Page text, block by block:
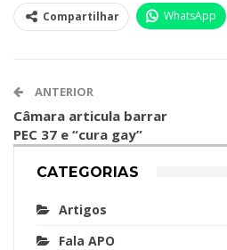
Compartilhar WhatsApp
ANTERIOR
Câmara articula barrar
PEC 37 e “cura gay”
CATEGORIAS
Artigos
Fala APO